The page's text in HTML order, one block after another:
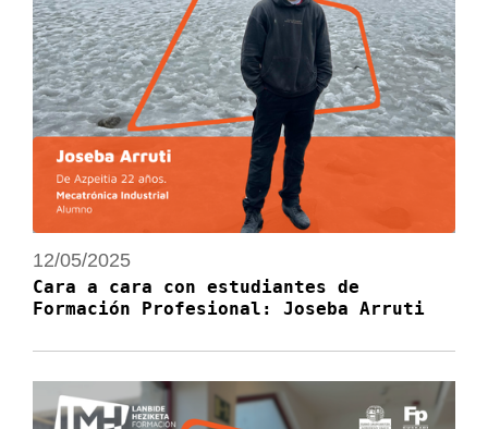
12/05/2025
Cara a cara con estudiantes de
Formación Profesional: Joseba Arruti